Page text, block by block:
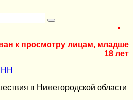
к просмотру лицам, младше
18 лет
НН
в Нижегородской области